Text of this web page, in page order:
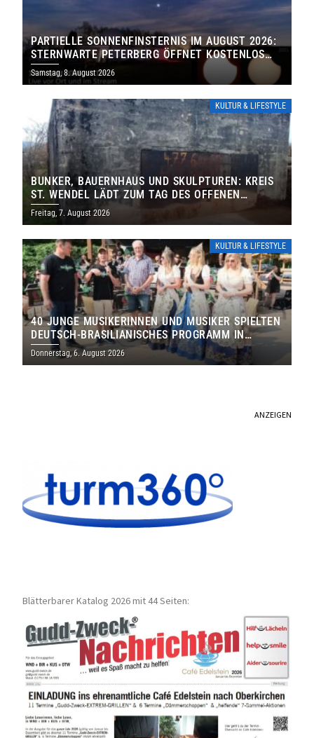
PARTIELLE SONNENFINSTERNIS IM AUGUST 2026:
STERNWARTE PETERBERG ÖFFNET KOSTENLOS
IHRE TORE
Samstag, 8. August 2026
KULTUR & LIFESTYLE
BUNKER, BAUERNHAUS UND SKULPTUREN: KREIS
ST. WENDEL LÄDT ZUM TAG DES OFFENEN
DENKMALS EIN
Freitag, 7. August 2026
KULTUR & LIFESTYLE
40 JUNGE MUSIKERINNEN UND MUSIKER SPIELTEN
DEUTSCH-BRASILIANISCHES PROGRAMM IN
THOLEY
Donnerstag, 6. August 2026
ANZEIGEN
Blätterbarer Katalog 2026 mit 44 Seiten: